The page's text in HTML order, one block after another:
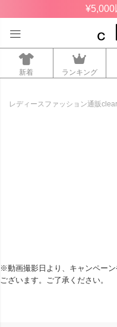
¥5,000
新着 ランキング
レディースファッション通販
※動画撮影日より、キャンペー
ございます。ご了承ください。